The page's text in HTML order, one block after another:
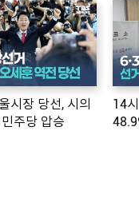
시장 당선, 시의
주당 압승
14